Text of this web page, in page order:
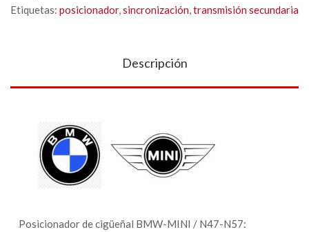
Etiquetas: posicionador,sincronización,transmisión secundaria
Descripción
Posicionador de cigüeñal BMW-MINI / N47-N57: